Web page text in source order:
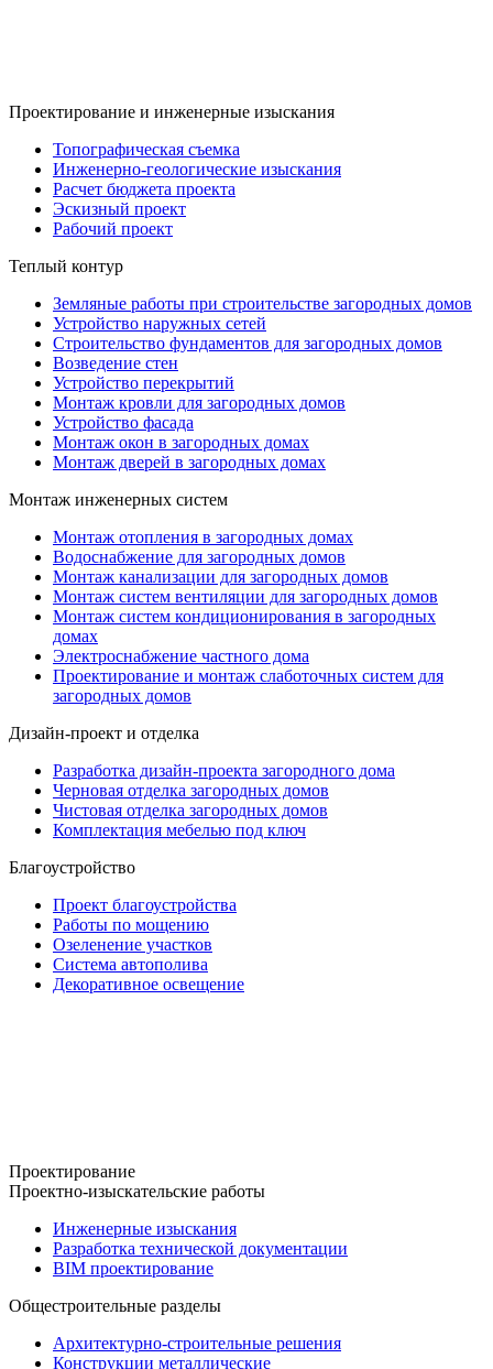
Проектирование и инженерные изыскания
Топографическая съемка
Инженерно-геологические изыскания
Расчет бюджета проекта
Эскизный проект
Рабочий проект
Теплый контур
Земляные работы при строительстве загородных домов
Устройство наружных сетей
Строительство фундаментов для загородных домов
Возведение стен
Устройство перекрытий
Монтаж кровли для загородных домов
Устройство фасада
Монтаж окон в загородных домах
Монтаж дверей в загородных домах
Монтаж инженерных систем
Монтаж отопления в загородных домах
Водоснабжение для загородных домов
Монтаж канализации для загородных домов
Монтаж систем вентиляции для загородных домов
Монтаж систем кондиционирования в загородных
домах
Электроснабжение частного дома
Проектирование и монтаж слаботочных систем для
загородных домов
Дизайн-проект и отделка
Разработка дизайн-проекта загородного дома
Черновая отделка загородных домов
Чистовая отделка загородных домов
Комплектация мебелью под ключ
Благоустройство
Проект благоустройства
Работы по мощению
Озеленение участков
Система автополива
Декоративное освещение
Проектирование
Проектно-изыскательские работы
Инженерные изыскания
Разработка технической документации
BIM проектирование
Общестроительные разделы
Архитектурно-строительные решения
Конструкции металлические